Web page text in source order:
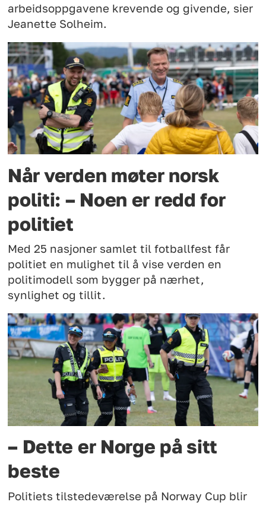
arbeidsoppgavene krevende og givende, sier
Jeanette Solheim.
Når verden møter norsk
politi: – Noen er redd for
politiet
Med 25 nasjoner samlet til fotballfest får
politiet en mulighet til å vise verden en
politimodell som bygger på nærhet,
synlighet og tillit.
– Dette er Norge på sitt
beste
Politiets tilstedeværelse på Norway Cup blir